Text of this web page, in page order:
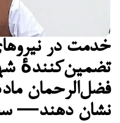
خدمت در
تضمین‌کنندهٔ
فضل‌الرحمان
نشان دهند—